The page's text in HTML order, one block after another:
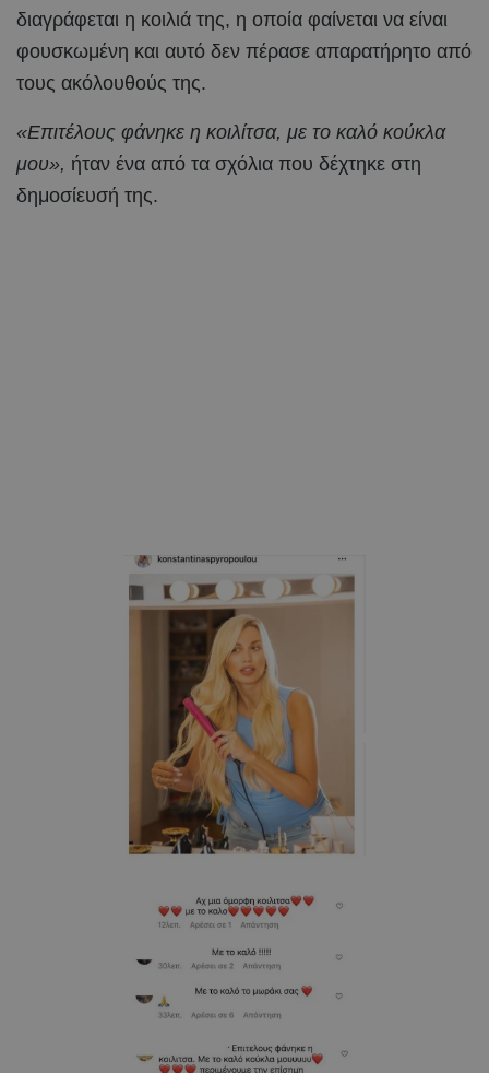
διαγράφεται η κοιλιά της, η οποία φαίνεται να είναι
φουσκωμένη και αυτό δεν πέρασε απαρατήρητο από
τους ακόλουθούς της.
«Επιτέλους φάνηκε η κοιλίτσα, με το καλό κούκλα
μου», ήταν ένα από τα σχόλια που δέχτηκε στη
δημοσίευσή της.